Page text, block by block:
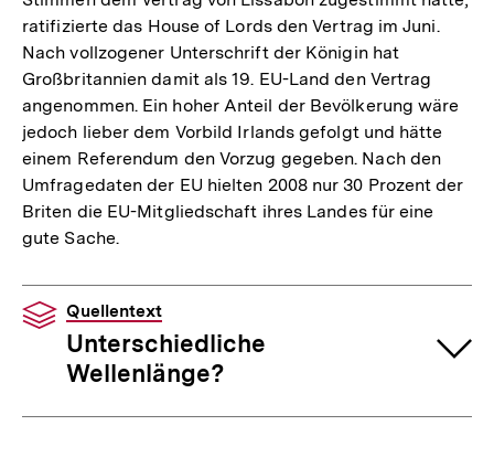
ratifizierte das House of Lords den Vertrag im Juni.
Nach vollzogener Unterschrift der Königin hat
Großbritannien damit als 19. EU-Land den Vertrag
angenommen. Ein hoher Anteil der Bevölkerung wäre
jedoch lieber dem Vorbild Irlands gefolgt und hätte
einem Referendum den Vorzug gegeben. Nach den
Umfragedaten der EU hielten 2008 nur 30 Prozent der
Briten die EU-Mitgliedschaft ihres Landes für eine
gute Sache.
Quellentext
Unterschiedliche
Wellenlänge?